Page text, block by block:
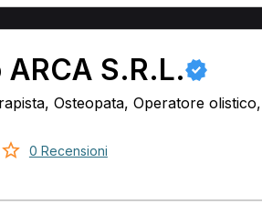
S.R.L.
Osteopata, Operatore olistico,
0 Recensioni